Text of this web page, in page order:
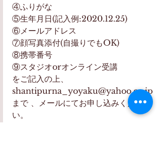
④ふりがな
⑤生年月日(記入例:2020.12.25)
⑥メールアドレス
⑦顔写真添付(自撮りでもOK)
⑧携帯番号
⑨スタジオorオンライン受講
をご記入の上、
shantipurna_yoyaku@yahoo.co.jp
まで 、メールにてお申し込みくださ
い。